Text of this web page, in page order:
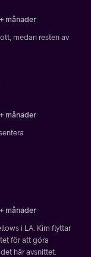
månader
medan resten av
månader
månader
i LA. Kim flyttar
för att göra
här avsnittet.